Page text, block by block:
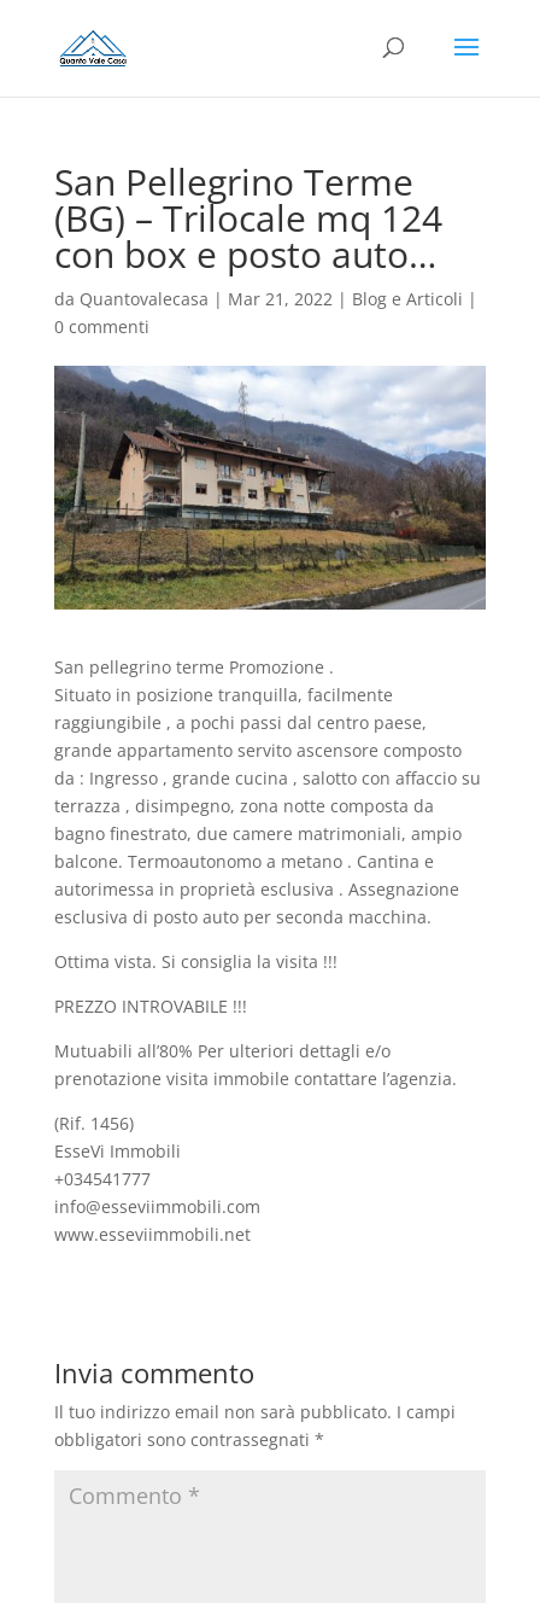
San Pellegrino Terme
(BG) – Trilocale mq 124
con box e posto auto…
da Quantovalecasa | Mar 21, 2022| Blog e Articoli |
0 commenti
San pellegrino terme Promozione .
Situato in posizione tranquilla, facilmente
raggiungibile , a pochi passi dal centro paese,
grande appartamento servito ascensore composto
da : Ingresso , grande cucina , salotto con affaccio su
terrazza , disimpegno, zona notte composta da
bagno finestrato, due camere matrimoniali, ampio
balcone. Termoautonomo a metano . Cantina e
autorimessa in proprietà esclusiva . Assegnazione
esclusiva di posto auto per seconda macchina.
Ottima vista. Si consiglia la visita !!!
PREZZO INTROVABILE !!!
Mutuabili all’80% Per ulteriori dettagli e/o
prenotazione visita immobile contattare l’agenzia.
(Rif. 1456)
EsseVi Immobili
+034541777
info@esseviimmobili.com
www.esseviimmobili.net
Invia commento
Il tuo indirizzo email non sarà pubblicato. I campi
obbligatori sono contrassegnati *